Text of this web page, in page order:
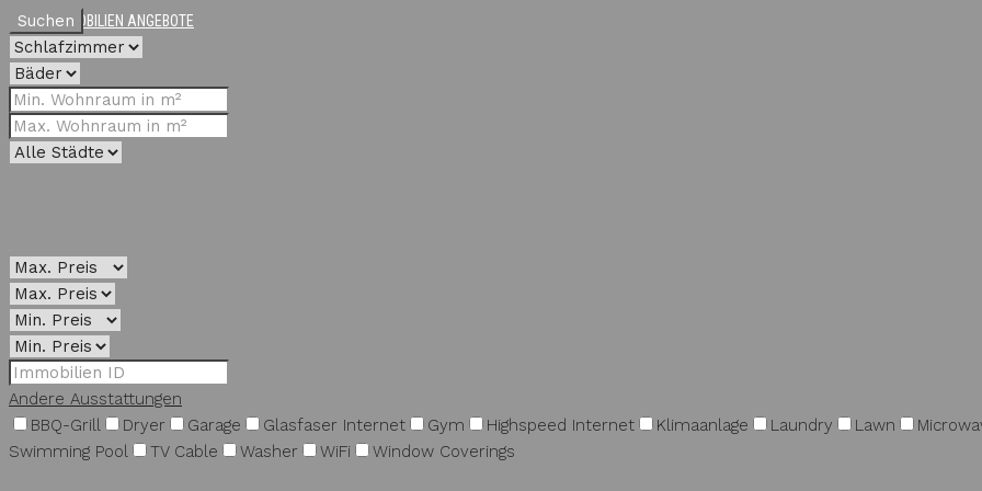
IMMOBILIEN ANGEBOTE
Suchen
Andere Ausstattungen
BBQ-Grill
Dryer Garage Glasfaser Internet Gym Highspeed Internet Klimaanlage Laundry Lawn
Swimming Pool
TV Cable Washer WiFi Window Coverings